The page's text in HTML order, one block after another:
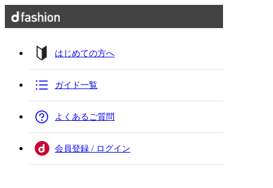
はじめての方へ
ガイド一覧
よくあるご質問
会員登録 / ログイン